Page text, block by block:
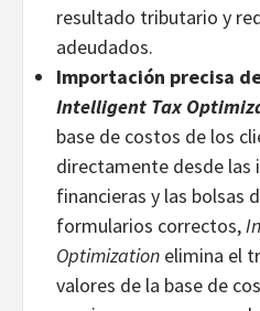
resultado tributario y
adeudados.
Importación precisa
Intelligent Tax
base de costos de los
directamente desde las
financieras y las bolsas
formularios correctos,
Optimization elimina el
valores de la base de